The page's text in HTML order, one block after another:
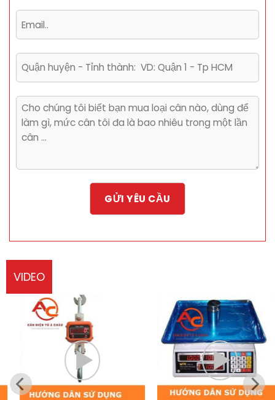
VIDEO